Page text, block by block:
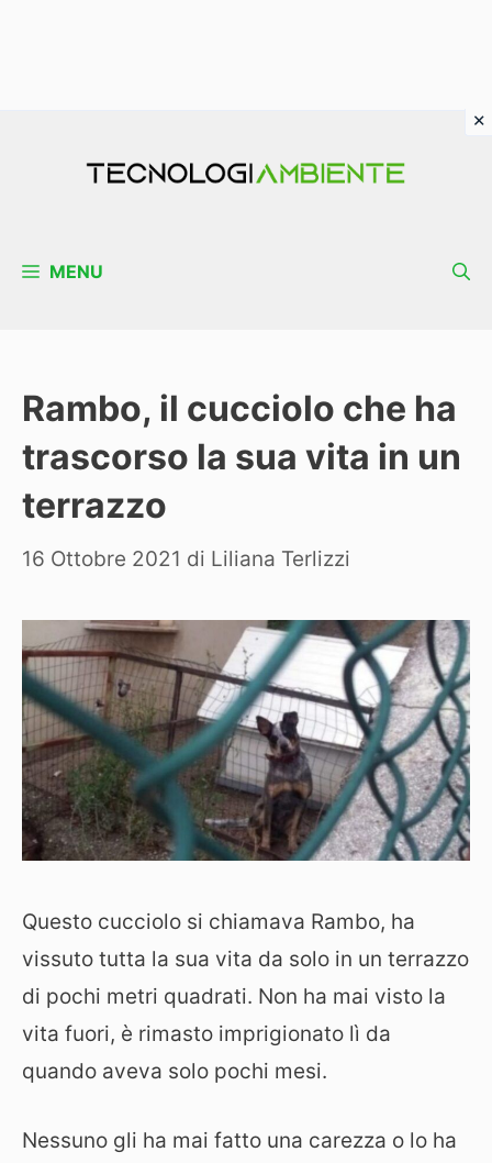
MENU
Rambo, il cucciolo che ha
trascorso la sua vita in un
terrazzo
16 Ottobre 2021 di Liliana Terlizzi
Questo cucciolo si chiamava Rambo, ha
vissuto tutta la sua vita da solo in un terrazzo
di pochi metri quadrati. Non ha mai visto la
vita fuori, è rimasto imprigionato lì da
quando aveva solo pochi mesi.
Nessuno gli ha mai fatto una carezza o lo ha